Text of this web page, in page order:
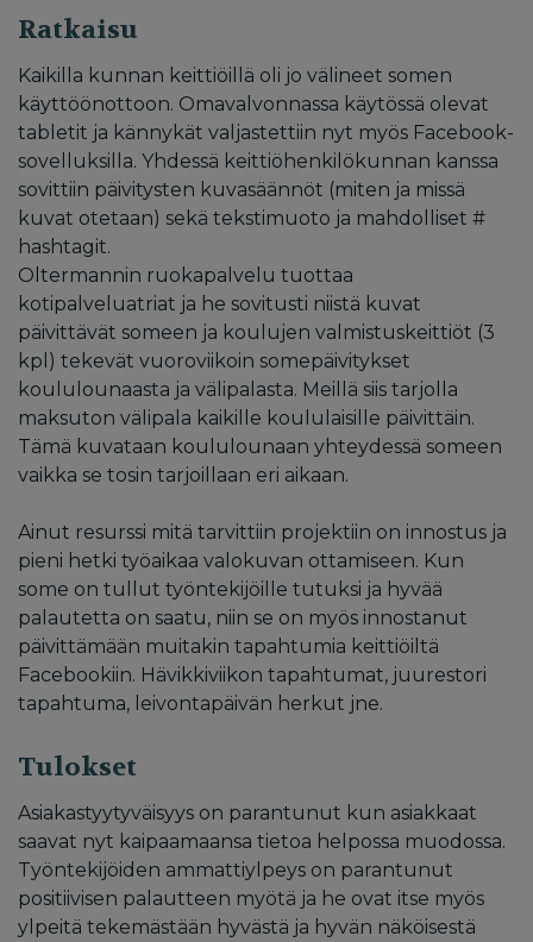
Ratkaisu
Kaikilla kunnan keittiöillä oli jo välineet somen
käyttöönottoon. Omavalvonnassa käytössä olevat
tabletit ja kännykät valjastettiin nyt myös Facebook-
sovelluksilla. Yhdessä keittiöhenkilökunnan kanssa
sovittiin päivitysten kuvasäännöt (miten ja missä
kuvat otetaan) sekä tekstimuoto ja mahdolliset #
hashtagit.
Oltermannin ruokapalvelu tuottaa
kotipalveluatriat ja he sovitusti niistä kuvat
päivittävät someen ja koulujen valmistuskeittiöt (3
kpl) tekevät vuoroviikoin somepäivitykset
koululounaasta ja välipalasta. Meillä siis tarjolla
maksuton välipala kaikille koululaisille päivittäin.
Tämä kuvataan koululounaan yhteydessä someen
vaikka se tosin tarjoillaan eri aikaan.
Ainut resurssi mitä tarvittiin projektiin on innostus ja
pieni hetki työaikaa valokuvan ottamiseen. Kun
some on tullut työntekijöille tutuksi ja hyvää
palautetta on saatu, niin se on myös innostanut
päivittämään muitakin tapahtumia keittiöiltä
Facebookiin. Hävikkiviikon tapahtumat, juurestori
tapahtuma, leivontapäivän herkut jne.
Tulokset
Asiakastyytyväisyys on parantunut kun asiakkaat
saavat nyt kaipaamaansa tietoa helpossa muodossa.
Työntekijöiden ammattiylpeys on parantunut
positiivisen palautteen myötä ja he ovat itse myös
ylpeitä tekemästään hyvästä ja hyvän näköisestä